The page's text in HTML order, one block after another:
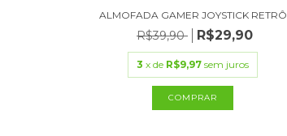
ALMOFADA GAMER JOYSTICK RETRÔ
R$39,90 R$29,90
3 x de R$9,97 sem juros